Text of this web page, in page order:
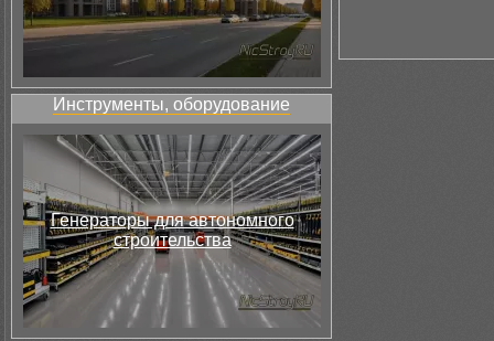
Инструменты, оборудование
Генераторы для автономного
строительства